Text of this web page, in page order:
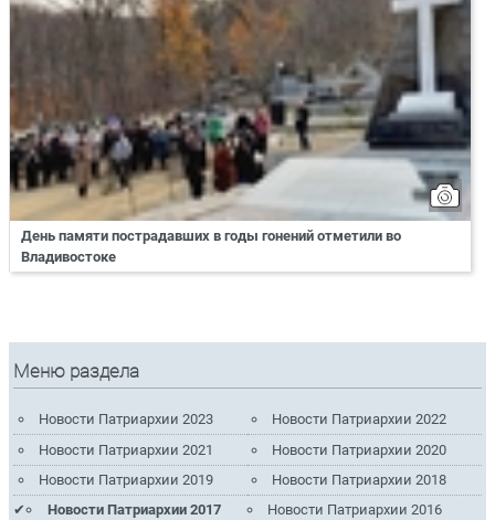
День памяти пострадавших в годы гонений отметили во
Владивостоке
Меню раздела
Новости Патриархии 2023
Новости Патриархии 2022
Новости Патриархии 2021
Новости Патриархии 2020
Новости Патриархии 2019
Новости Патриархии 2018
Новости Патриархии 2017
Новости Патриархии 2016